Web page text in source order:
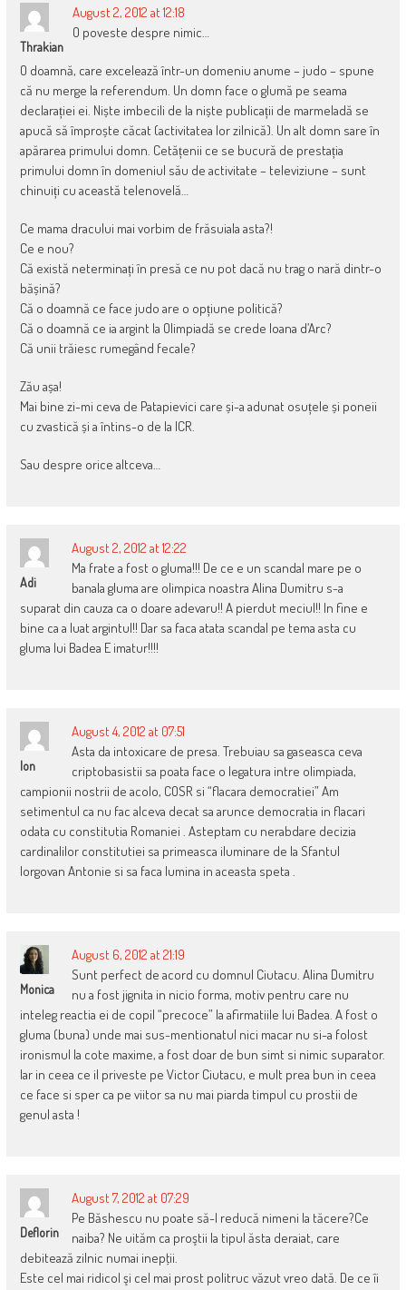
Thrakian
August 2, 2012 at 12:18
O poveste despre nimic…
O doamnă, care excelează într-un domeniu anume – judo – spune
că nu merge la referendum. Un domn face o glumă pe seama
declarației ei. Niște imbecili de la niște publicații de marmeladă se
apucă să împroște căcat (activitatea lor zilnică). Un alt domn sare în
apărarea primului domn. Cetățenii ce se bucură de prestația
primului domn în domeniul său de activitate – televiziune – sunt
chinuiți cu această telenovelă…
Ce mama dracului mai vorbim de frăsuiala asta?!
Ce e nou?
Că există neterminați în presă ce nu pot dacă nu trag o nară dintr-o
bășină?
Că o doamnă ce face judo are o opțiune politică?
Că o doamnă ce ia argint la Olimpiadă se crede Ioana d’Arc?
Că unii trăiesc rumegând fecale?
Zău așa!
Mai bine zi-mi ceva de Patapievici care și-a adunat osuțele și poneii
cu zvastică și a întins-o de la ICR.
Sau despre orice altceva…
Adi
August 2, 2012 at 12:22
Ma frate a fost o gluma!!! De ce e un scandal mare pe o
banala gluma are olimpica noastra Alina Dumitru s-a
suparat din cauza ca o doare adevaru!! A pierdut meciul!! In fine e
bine ca a luat argintul!! Dar sa faca atata scandal pe tema asta cu
gluma lui Badea E imatur!!!!
Ion
August 4, 2012 at 07:51
Asta da intoxicare de presa. Trebuiau sa gaseasca ceva
criptobasistii sa poata face o legatura intre olimpiada,
campionii nostrii de acolo, COSR si “flacara democratiei” Am
setimentul ca nu fac alceva decat sa arunce democratia in flacari
odata cu constitutia Romaniei . Asteptam cu nerabdare decizia
cardinalilor constitutiei sa primeasca iluminare de la Sfantul
Iorgovan Antonie si sa faca lumina in aceasta speta .
Monica
August 6, 2012 at 21:19
Sunt perfect de acord cu domnul Ciutacu. Alina Dumitru
nu a fost jignita in nicio forma, motiv pentru care nu
inteleg reactia ei de copil “precoce” la afirmatiile lui Badea. A fost o
gluma (buna) unde mai sus-mentionatul nici macar nu si-a folost
ironismul la cote maxime, a fost doar de bun simt si nimic suparator.
Iar in ceea ce il priveste pe Victor Ciutacu, e mult prea bun in ceea
ce face si sper ca pe viitor sa nu mai piarda timpul cu prostii de
genul asta !
Deflorin
August 7, 2012 at 07:29
Pe Băshescu nu poate să-l reducă nimeni la tăcere?Ce
naiba? Ne uităm ca proştii la tipul ăsta deraiat, care
debitează zilnic numai inepţii.
Este cel mai ridicol şi cel mai prost politruc văzut vreo dată. De ce îi